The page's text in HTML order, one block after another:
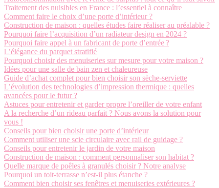
Traitement des nuisibles en France : l’essentiel à connaître
Comment faire le choix d’une porte d’intérieur ?
Construction de maison : quelles études faire réaliser au préalable ?
Pourquoi faire l’acquisition d’un radiateur design en 2024 ?
Pourquoi faire appel à un fabricant de porte d’entrée ?
L’élégance du parquet stratifié
Pourquoi choisir des menuiseries sur mesure pour votre maison ?
Idées pour une salle de bain zen et chaleureuse
Guide d’achat complet pour bien choisir son sèche-serviette
L’évolution des technologies d’impression thermique : quelles
avancées pour le futur ?
Astuces pour entretenir et garder propre l’oreiller de votre enfant
A la recherche d’un rideau parfait ? Nous avons la solution pour
vous !
Conseils pour bien choisir une porte d’intérieur
Comment utiliser une scie circulaire avec rail de guidage ?
Conseils pour entretenir le jardin de votre maison
Construction de maison : comment personnaliser son habitat ?
Quelle marque de poêles à granulés choisir ? Notre analyse
Pourquoi un toit-terrasse n’est-il plus étanche ?
Comment bien choisir ses fenêtres et menuiseries extérieures ?